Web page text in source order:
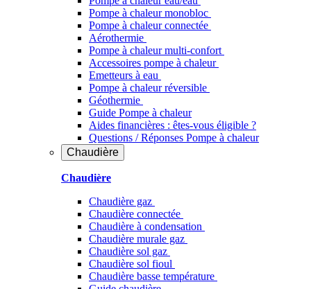
Pompe à chaleur monobloc
Pompe à chaleur connectée
Aérothermie
Pompe à chaleur multi-confort
Accessoires pompe à chaleur
Emetteurs à eau
Pompe à chaleur réversible
Géothermie
Guide Pompe à chaleur
Aides financières : êtes-vous éligible ?
Questions / Réponses Pompe à chaleur
Chaudière
Chaudière
Chaudière gaz
Chaudière connectée
Chaudière à condensation
Chaudière murale gaz
Chaudière sol gaz
Chaudière sol fioul
Chaudière basse température